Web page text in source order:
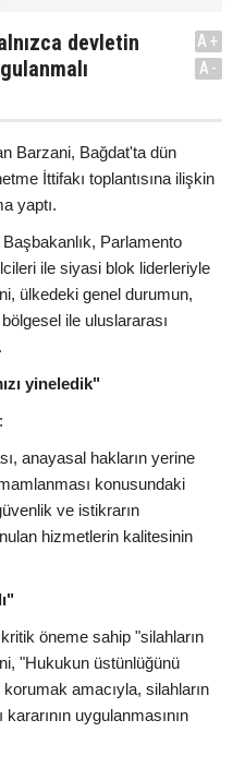
devletin
A+
A-
Barzani, Bağdat'ta dün
İttifakı toplantısına ilişkin
yaptı.
Başbakanlık, Parlamento
ile siyasi blok liderleriyle
ülkedeki genel durumun,
ile uluslararası
yineledik"
anayasal hakların yerine
konusundaki
ve istikrarın
hizmetlerin kalitesinin
öneme sahip "silahların
"Hukukun üstünlüğünü
amacıyla, silahların
uygulanmasının